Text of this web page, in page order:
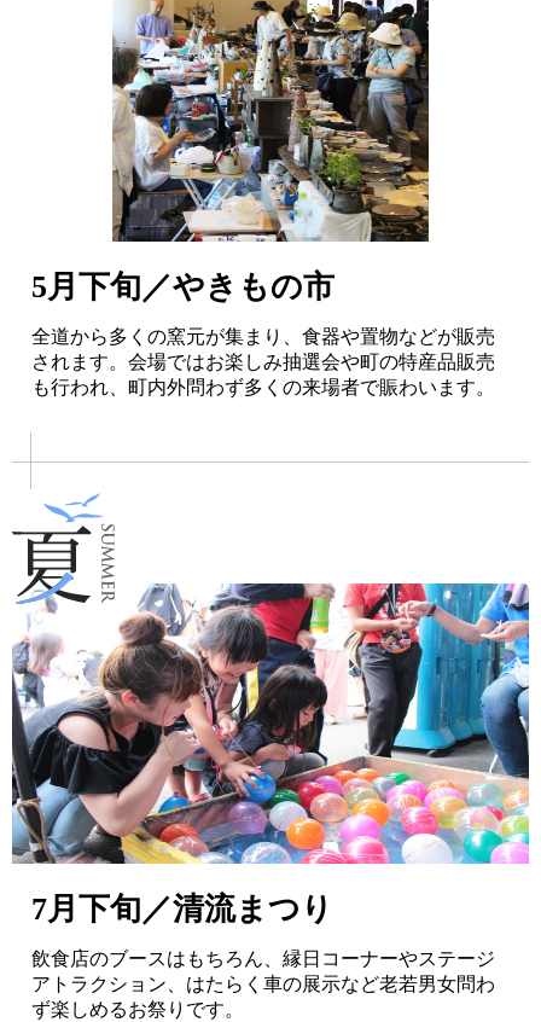
5月下旬／やきもの市
全道から多くの窯元が集まり、食器や置物などが販売
されます。会場ではお楽しみ抽選会や町の特産品販売
も行われ、町内外問わず多くの来場者で賑わいます。
7月下旬／清流まつり
飲食店のブースはもちろん、縁日コーナーやステージ
アトラクション、はたらく車の展示など老若男女問わ
ず楽しめるお祭りです。